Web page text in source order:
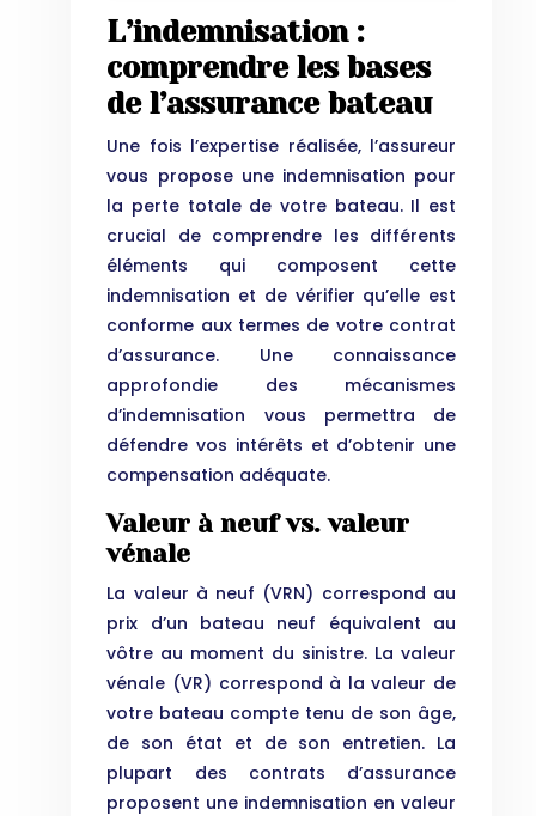
L’indemnisation :
comprendre les bases
de l’assurance bateau
Une fois l’expertise réalisée, l’assureur
vous propose une indemnisation pour
la perte totale de votre bateau. Il est
crucial de comprendre les différents
éléments qui composent cette
indemnisation et de vérifier qu’elle est
conforme aux termes de votre contrat
d’assurance. Une connaissance
approfondie des mécanismes
d’indemnisation vous permettra de
défendre vos intérêts et d’obtenir une
compensation adéquate.
Valeur à neuf vs. valeur
vénale
La valeur à neuf (VRN) correspond au
prix d’un bateau neuf équivalent au
vôtre au moment du sinistre. La valeur
vénale (VR) correspond à la valeur de
votre bateau compte tenu de son âge,
de son état et de son entretien. La
plupart des contrats d’assurance
proposent une indemnisation en valeur